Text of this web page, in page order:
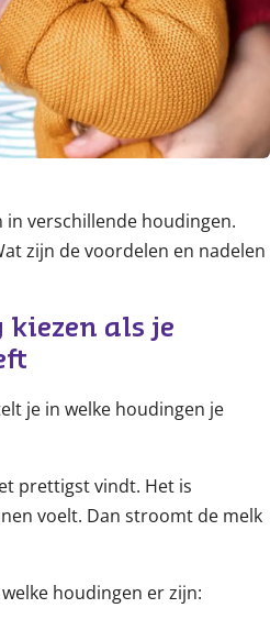
in verschillende houdingen.
zijn de voordelen en nadelen
kiezen als je
je in welke houdingen je
prettigst vindt. Het is
voelt. Dan stroomt de melk
houdingen er zijn: